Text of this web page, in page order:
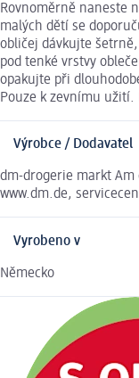
Rovnoměrně naneste
malých dětí se
obličej dávkujte
pod tenké vrstvy
opakujte při
Pouze k zevnímu
Výrobce / Dodavatel
dm-drogerie markt Am
www.dm.de,
Vyrobeno v
Německo